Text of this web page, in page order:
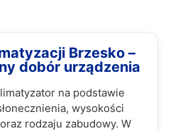
Brzesko –
dobór urządzenia
na podstawie
wysokości
rodzaju zabudowy. W